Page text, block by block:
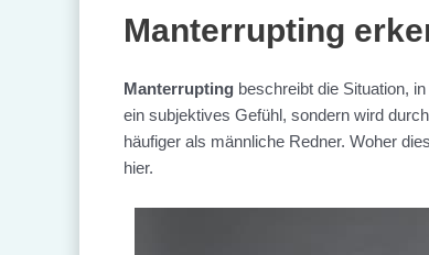
Manterrupting
Manterrupting beschreibt die Situation,
ein subjektives Gefühl, sondern wird
häufiger als männliche Redner. Woher
hier.